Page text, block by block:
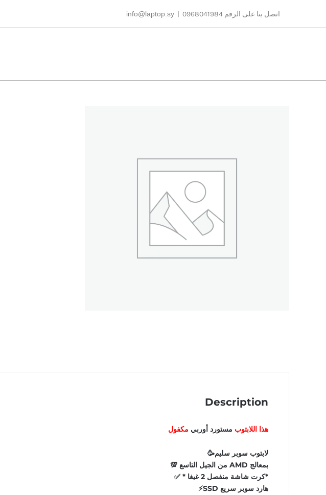
اتصل بنا على الرقم 0968041984 |
info@laptop.sy
Description
هذا اللابتوب مستورد أوربي مكفول
لابتوب سوبر سليم🥳
بمعالج AMD من الجيل التاسع 💯
*كرت شاشة منفصل 2 غيغا * ✅️
هارد سوبر سريع SSD⚡️